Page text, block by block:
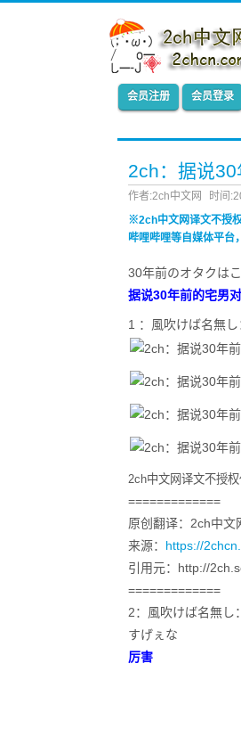
会员注册 会员登录
2ch：据说
作者:2ch中文网 时间
※2ch中文网译文不授
哔哩哔哩等自媒体平台
30年前のオタクは
据说30年前的宅男
1 ：風吹けば名無
2ch中文网译文不授
=============
原创翻译：2ch中
来源： https://
引用元：http://
=============
2：風吹けば名無
すげぇな
厉害